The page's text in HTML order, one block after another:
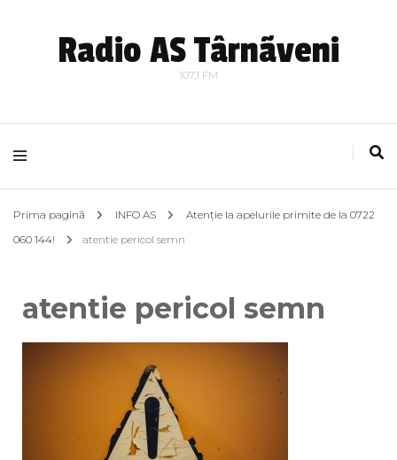
Radio AS Târnãveni
107,1 FM
Prima pagină INFO AS
Atenție la apelurile primite de la 0722
060 144!
atentie pericol semn
atentie pericol semn